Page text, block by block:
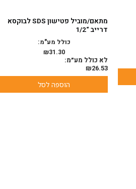
מתאם/מוביל פטישון SDS לבוקסא
דרייב “1/2
₪31.30
כולל מע"מ:
לא כולל מע״מ:
₪26.53
הוספה לסל